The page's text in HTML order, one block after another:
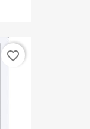
favorite_border